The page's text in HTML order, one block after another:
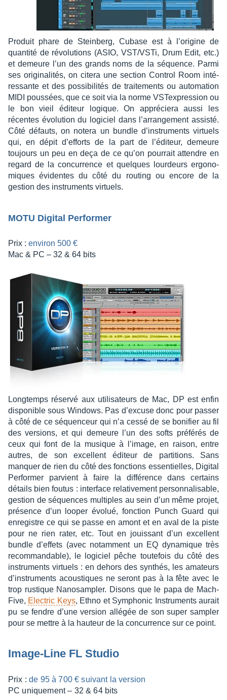
Produit phare de Stein­berg, Cubase est à l’ori­gine de
quan­tité de révo­lu­tions (ASIO, VST/VSTi, Drum Edit, etc.)
et demeure l’un des grands noms de la séquence. Parmi
ses origi­na­li­tés, on citera une section Control Room inté­
res­sante et des possi­bi­li­tés de trai­te­ments ou auto­ma­tion
MIDI pous­sées, que ce soit via la norme VSTex­pres­sion ou
le bon vieil éditeur logique. On appré­ciera aussi les
récentes évolu­tion du logi­ciel dans l’ar­ran­ge­ment assisté.
Côté défauts, on notera un bundle d’ins­tru­ments virtuels
qui, en dépit d’ef­forts de la part de l’édi­teur, demeure
toujours un peu en deça de ce qu’on pour­rait attendre en
regard de la concur­rence et quelques lour­deurs ergo­no­
miques évidentes du côté du routing ou encore de la
gestion des instru­ments virtuels.
MOTU Digi­tal Perfor­mer
Prix : envi­ron 500 €
Mac & PC – 32 & 64 bits
Long­temps réservé aux utili­sa­teurs de Mac, DP est enfin
dispo­nible sous Windows. Pas d’ex­cuse donc pour passer
à côté de ce séquen­ceur qui n’a cessé de se boni­fier au fil
des versions, et qui demeure l’un des softs préfé­rés de
ceux qui font de la musique à l’image, en raison, entre
autres, de son excellent éditeur de parti­tions. Sans
manquer de rien du côté des fonc­tions essen­tielles, Digi­tal
Perfor­mer parvient à faire la diffé­rence dans certains
détails bien foutus : inter­face rela­ti­ve­ment person­na­li­sable,
gestion de séquences multiples au sein d’un même projet,
présence d’un looper évolué, fonc­tion Punch Guard qui
enre­gistre ce qui se passe en amont et en aval de la piste
pour ne rien rater, etc. Tout en jouis­sant d’un excellent
bundle d’ef­fets (avec notam­ment un EQ dyna­mique très
recom­man­dable), le logi­ciel pêche toute­fois du côté des
instru­ments virtuels : en dehors des synthés, les amateurs
d’ins­tru­ments acous­tiques ne seront pas à la fête avec le
trop rustique Nano­sam­pler. Disons que le papa de Mach­
Five, Elec­tric Keys, Ethno et Sympho­nic Instru­ments aurait
pu se fendre d’une version allé­gée de son super sampler
pour se mettre à la hauteur de la concur­rence sur ce point.
Image-Line FL Studio
Prix :de 95 à 700 € suivant la version
PC unique­ment – 32 & 64 bits